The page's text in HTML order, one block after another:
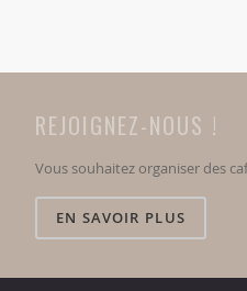
REJOIGNEZ-NOUS !
Vous souhaitez organiser des
EN SAVOIR PLUS